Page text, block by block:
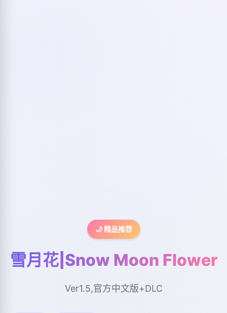
🌙 精品推荐
雪月花|Snow Moon Flower
Ver1.5,官方中文版+DLC